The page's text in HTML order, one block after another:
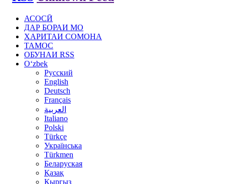
АСОСӢ
ДАР БОРАИ МО
ХАРИТАИ СОМОНА
ТАМОС
ОБУНАИ RSS
Oʻzbek
Русский
English
Deutsch
Français
العربية
Italiano
Polski
Türkçe
Українська
Türkmen
Беларуская
Қазақ
Кыргыз